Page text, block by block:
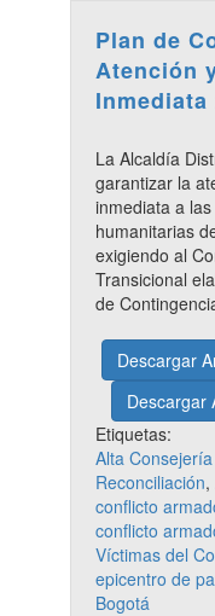
Plan de
Atención
Inmediata
La Alcaldía
garantizar la
inmediata a
humanitarias
exigiendo al
Transicional
de
Descargar
Descargar
Etiquetas:
Alta
Reconciliación,
conflicto
conflicto
Víctimas del
epicentro de
Bogotá